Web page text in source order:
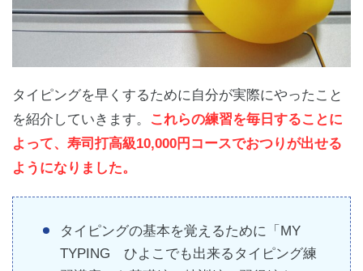
タイピングを早くするために自分が実際にやったこと
を紹介していきます。
これらの練習を毎日することに
よって、寿司打高級10,000円コースでおつりが出せる
ようになりました。
タイピングの基本を覚えるために「MY
TYPING ひよこでも出来るタイピング練